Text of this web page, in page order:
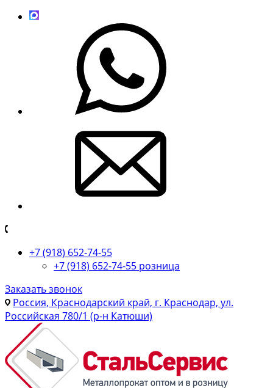
+7 (918) 652-74-55
+7 (918) 652-74-55 розница
Заказать звонок
Россия, Краснодарский край, г. Краснодар, ул.
Российская 780/1 (р-н Катюши)